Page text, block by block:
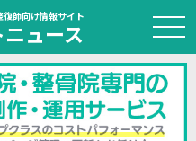
師向け情報サイト
ュース